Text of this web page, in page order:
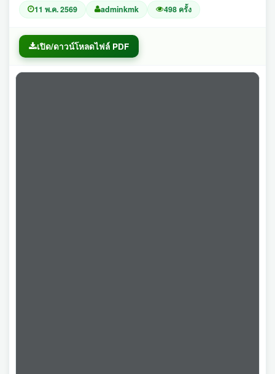
11 พ.ค. 2569 adminkmk 498 ครั้ง
เปิด/ดาวน์โหลดไฟล์ PDF